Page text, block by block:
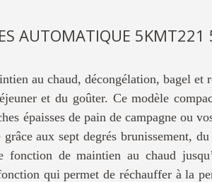
AUTOMATIQUE 5KMT221
au chaud, décongélation, bagel
et du goûter. Ce modèle
épaisses de pain de campagne ou
aux sept degrés brunissement,
de maintien au chaud
qui permet de réchauffer à la